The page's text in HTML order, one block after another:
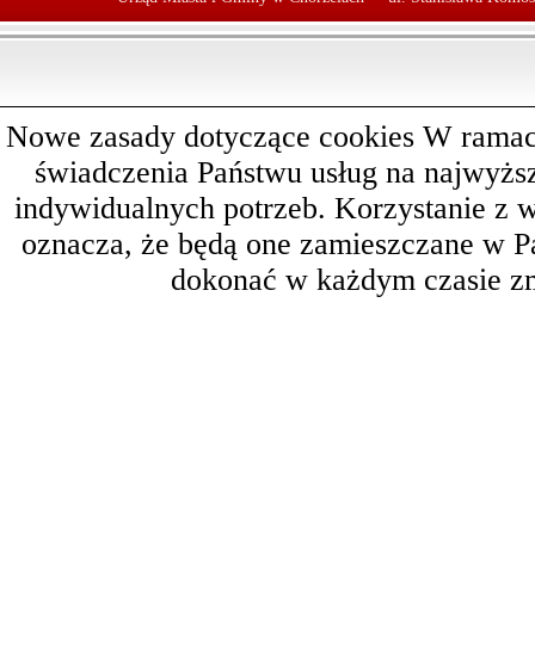
Nowe zasady dotyczące cookies W
świadczenia Państwu usług na
indywidualnych potrzeb. Korzystanie z
oznacza, że będą one zamieszczane w
dokonać w każdym czasie